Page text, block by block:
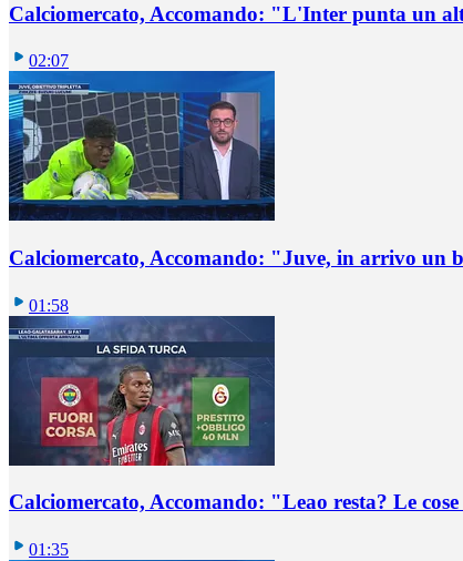
Calciomercato, Accomando: "L'Inter punta un
02:07
Calciomercato, Accomando: "Juve, in arrivo un
01:58
Calciomercato, Accomando: "Leao resta? Le
01:35